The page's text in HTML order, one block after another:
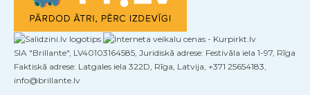
SIA "Brillante", LV40103164585, Juridiskā adrese: Festivāla iela 1-97, Rīga
Faktiskā adrese: Latgales iela 322D, Rīga, Latvija, +371 25654183,
info@brillante.lv